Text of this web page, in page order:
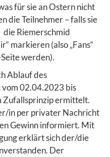
für sie an Ostern nicht
die Teilnehmer – falls sie
die Riemerschmid
markieren (also „Fans“
werden).
Ablauf des
02.04.2023 bis
Zufallsprinzip ermittelt.
in per privater Nachricht
Gewinn informiert. Mit
erklärt sich der/die
Der